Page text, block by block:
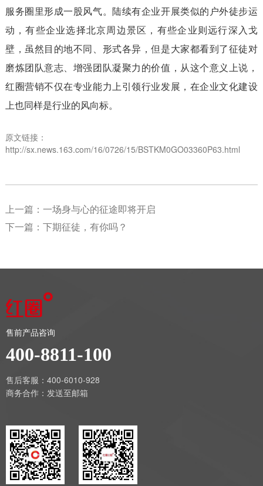
服务圈里形成一股风气。陆续有企业开展类似的户外徒步运
动，有些企业选择北京周边景区，有些企业则远行深入戈
壁，虽然目的地不同、形式各异，但是大家都看到了征徒对
磨炼团队意志、增强团队凝聚力的价值，从这个意义上说，
红圈营销不仅在专业能力上引领行业发展，在企业文化建设
上也同样是行业的风向标。
原文链接：
http://sx.news.163.com/16/0726/15/BSTKM0GO03360P63.html
上一篇： 一场身与心的征途即将开启
下一篇： 下期征徒，有你吗？
售前产品咨询
400-8811-100
售后客服：400-6010-928
商务合作： 发送至邮箱